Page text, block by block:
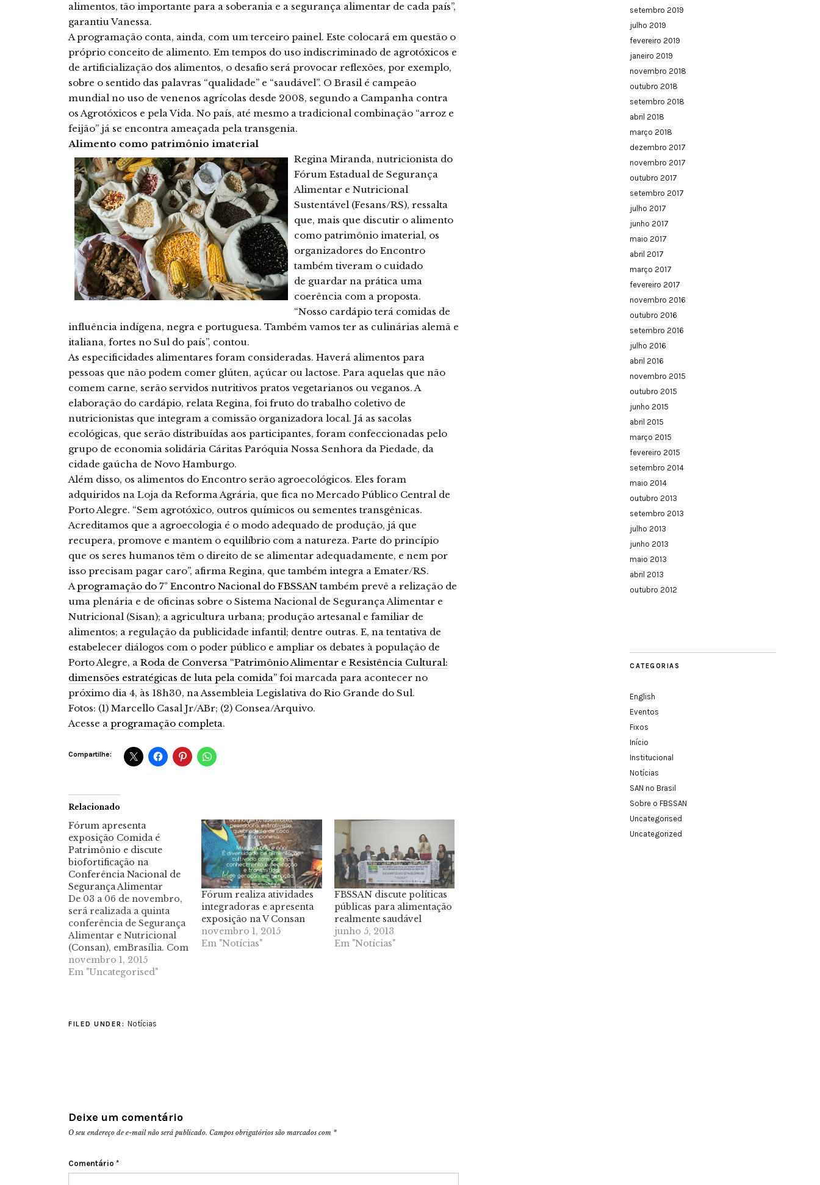
alimentos, tão importante para a soberania e a segurança alimentar de cada país”,
garantiu Vanessa.
A programação conta, ainda, com um terceiro painel. Este colocará em questão o
próprio conceito de alimento. Em tempos do uso indiscriminado de agrotóxicos e
de artificialização dos alimentos, o desafio será provocar reflexões, por exemplo,
sobre o sentido das palavras “qualidade” e “saudável”. O Brasil é campeão
mundial no uso de venenos agrícolas desde 2008, segundo a Campanha contra
os Agrotóxicos e pela Vida. No país, até mesmo a tradicional combinação “arroz e
feijão” já se encontra ameaçada pela transgenia.
Alimento como patrimônio imaterial
Regina Miranda, nutricionista do
Fórum Estadual de Segurança
Alimentar e Nutricional
Sustentável (Fesans/RS), ressalta
que, mais que discutir o alimento
como patrimônio imaterial, os
organizadores do Encontro
também tiveram o cuidado
de guardar na prática uma
coerência com a proposta.
“Nosso cardápio terá comidas de
influência indígena, negra e portuguesa. Também vamos ter as culinárias alemã e
italiana, fortes no Sul do país”, contou.
As especificidades alimentares foram consideradas. Haverá alimentos para
pessoas que não podem comer glúten, açúcar ou lactose. Para aquelas que não
comem carne, serão servidos nutritivos pratos vegetarianos ou veganos. A
elaboração do cardápio, relata Regina, foi fruto do trabalho coletivo de
nutricionistas que integram a comissão organizadora local. Já as sacolas
ecológicas, que serão distribuídas aos participantes, foram confeccionadas pelo
grupo de economia solidária Cáritas Paróquia Nossa Senhora da Piedade, da
cidade gaúcha de Novo Hamburgo.
Além disso, os alimentos do Encontro serão agroecológicos. Eles foram
adquiridos na Loja da Reforma Agrária, que fica no Mercado Público Central de
Porto Alegre. “Sem agrotóxico, outros químicos ou sementes transgênicas.
Acreditamos que a agroecologia é o modo adequado de produção, já que
recupera, promove e mantem o equilíbrio com a natureza. Parte do princípio
que os seres humanos têm o direito de se alimentar adequadamente, e nem por
isso precisam pagar caro”, afirma Regina, que também integra a Emater/RS.
Aprogramação do 7º Encontro Nacional do FBSSAN também prevê a relização de
uma plenária e de oficinas sobre o Sistema Nacional de Segurança Alimentar e
Nutricional (Sisan); a agricultura urbana; produção artesanal e familiar de
alimentos; a regulação da publicidade infantil; dentre outras. E, na tentativa de
estabelecer diálogos com o poder público e ampliar os debates à população de
Porto Alegre, a Roda de Conversa “Patrimônio Alimentar e Resistência Cultural:
dimensões estratégicas de luta pela comida” foi marcada para acontecer no
próximo dia 4, às 18h30, na Assembleia Legislativa do Rio Grande do Sul.
Fotos: (1) Marcello Casal Jr/ABr; (2) Consea/Arquivo.
Acesse a programação completa.
Compartilhe:
Relacionado
Fórum apresenta
exposição Comida é
Patrimônio e discute
biofortificação na
Conferência Nacional de
Segurança Alimentar
De 03 a 06 de novembro,
será realizada a quinta
conferência de Segurança
Alimentar e Nutricional
(Consan), emBrasília. Com
o tema “Comida de
verdade no campo e na
pelo Conselho Nacional
novembro 1, 2015
Em "Uncategorised"
Fórum realiza atividades
integradoras e apresenta
exposição na V Consan
novembro 1, 2015
Em "Notícias"
FBSSAN discute políticas
públicas para alimentação
realmente saudável
junho 5, 2013
Em "Notícias"
FILED UNDER: Notícias
Deixe um comentário
O seu endereço de e-mail não será publicado. Campos obrigatórios são marcados com *
Comentário *
setembro 2019
julho 2019
fevereiro 2019
janeiro 2019
novembro 2018
outubro 2018
setembro 2018
abril 2018
março 2018
dezembro 2017
novembro 2017
outubro 2017
setembro 2017
julho 2017
junho 2017
maio 2017
abril 2017
março 2017
fevereiro 2017
novembro 2016
outubro 2016
setembro 2016
julho 2016
abril 2016
novembro 2015
outubro 2015
junho 2015
abril 2015
março 2015
fevereiro 2015
setembro 2014
maio 2014
outubro 2013
setembro 2013
julho 2013
junho 2013
maio 2013
abril 2013
outubro 2012
CATEGORIAS
English
Eventos
Fixos
Início
Institucional
Notícias
SAN no Brasil
Sobre o FBSSAN
Uncategorised
Uncategorized